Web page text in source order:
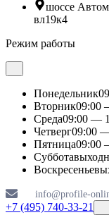
шоссе
вл19к4
Режим работы
Понедельник
Вторник09:00
Среда09:00 —
Четверг09:00
Пятница09:00
Суббота
Воскресенье
info@profile-
+7 (495) 740-33-21